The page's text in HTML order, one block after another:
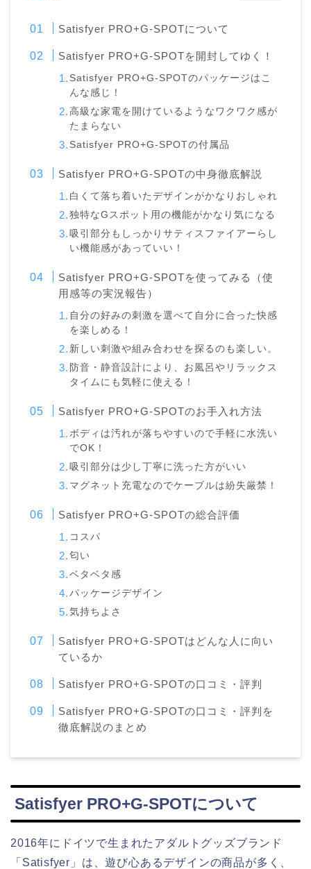
Satisfyer PRO+G-SPOTについて
Satisfyer PRO+G-SPOTを開封してゆく！
Satisfyer PRO+G-SPOTのパッケージはこ
んな感じ！
高級な家電を開けているようなワクワク感が
たまらない
Satisfyer PRO+G-SPOTの付属品
Satisfyer PRO+G-SPOTの中身徹底解説
白くて落ち着いたデザインがかなりおしゃれ
独特なGスポット用の機能がかなり気になる
吸引部分もしっかりサティスファイアーらし
い機能感があっていい！
Satisfyer PRO+G-SPOTを使ってみる（使
用感等の実況報告）
自分の好みの刺激を選べて自分に合った快感
を楽しめる！
新しい刺激や組み合わせを探るのも楽しい。
防音・静音設計により、お風呂やリラックス
タイムにも気軽に使える！
Satisfyer PRO+G-SPOTのお手入れ方法
ボディは汚れが落ちやすいので手軽に水洗い
でOK！
吸引部分は少し丁寧に洗った方がいい
マグネット充電なのでケーブルは紛失厳禁！
Satisfyer PRO+G-SPOTの総合評価
コスパ
匂い
ベタベタ感
パッケージデザイン
気持ちよさ
Satisfyer PRO+G-SPOTはどんな人に向い
ているか
Satisfyer PRO+G-SPOTの口コミ・評判
Satisfyer PRO+G-SPOTの口コミ・評判を
徹底解説のまとめ
Satisfyer PRO+G-SPOTについて
2016年にドイツで生まれたアダルトグッズブランド
「Satisfyer」は、遊び心あるデザインの商品が多く、